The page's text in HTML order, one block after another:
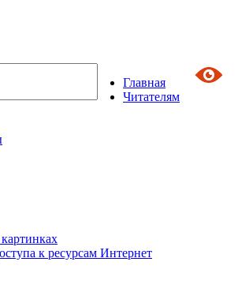
Главная
Читателям
к ресурсам Интернет